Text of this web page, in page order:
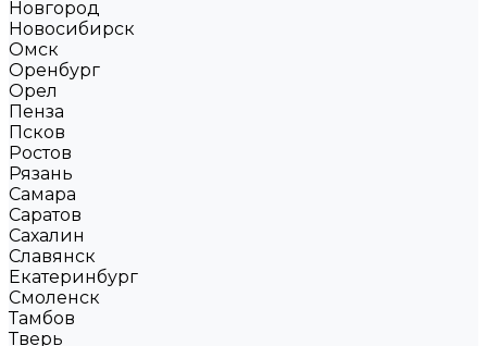
Новгород
Новосибирск
Омск
Оренбург
Орел
Пенза
Псков
Ростов
Рязань
Самара
Саратов
Сахалин
Славянск
Екатеринбург
Смоленск
Тамбов
Тверь